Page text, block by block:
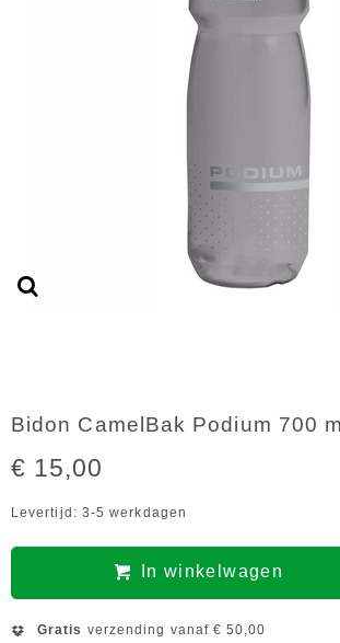
Bidon CamelBak Podium 700
€ 15,00
Levertijd: 3-5 werkdagen
In winkelwagen
Gratis verzending vanaf € 50,00